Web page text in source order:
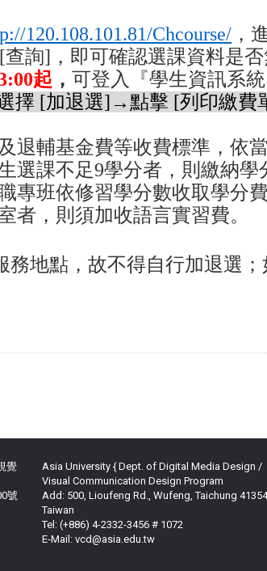
120.108.101.81/Chcourse/ ，
詢]，即可確認選課資料是否
起 ， 可登入『學生資訊系
擇 [加退選]→點擊 [列印繳費
退輔基金費等收費標準，依
選課不足9學分者，則繳納
專班依修習學分數收取學分費
者，則須加收語言實習費。
務地點，故不得自行加退選
覺
號
Asia University { Dept. of Digital Media Design /
Visual Communication Design Program
Add: 500, Lioufeng Rd., Wufeng, Taichung
Taiwan
Tel: (+886) 4-2332-3456 # 1072
E-Mail: vcd@asia.edu.tw